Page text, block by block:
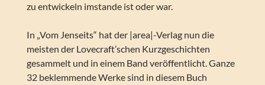
zu entwickeln imstande ist oder war.
In „Vom Jenseits“ hat der |area|-Verlag nun die
meisten der Lovecraft’schen Kurzgeschichten
gesammelt und in einem Band veröffentlicht. Ganze
32 beklemmende Werke sind in diesem Buch